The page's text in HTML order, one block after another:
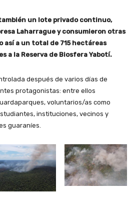
un lote privado continuo,
Laharrague y consumieron otras
así a un total de 715 hectáreas
a la Reserva de Biosfera Yabotí.
después de varios días de
protagonistas: entre ellos
voluntarios/as como
instituciones, vecinos y
guaraníes.